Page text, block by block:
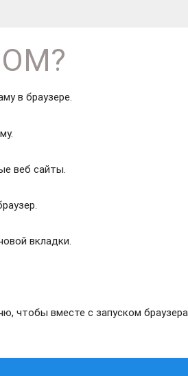
в браузере.
веб сайты.
вкладки.
чтобы вместе с запуском браузера